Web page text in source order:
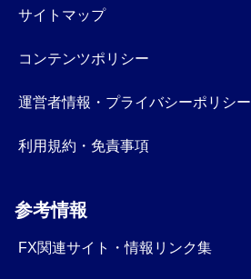
サイトマップ
コンテンツポリシー
運営者情報・プライバシーポリシー
利用規約・免責事項
参考情報
FX関連サイト・情報リンク集